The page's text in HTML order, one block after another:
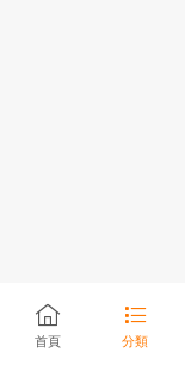
首頁 分類